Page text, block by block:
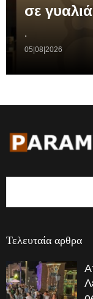
σε
.
05|08|2026
Τελευταία αρθρα